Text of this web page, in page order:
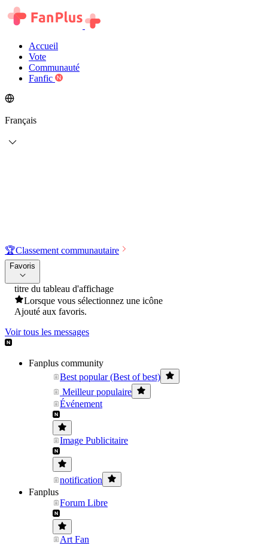
Accueil
Vote
Communauté
Fanfic
Français
🏆Classement communautaire
Favoris
titre du tableau d'affichage
Lorsque vous sélectionnez une icône
Ajouté aux favoris.
Voir tous les messages
Fanplus community
Best popular (Best of best)
Meilleur populaire
Événement
Image Publicitaire
notification
Fanplus
Forum Libre
Art Fan